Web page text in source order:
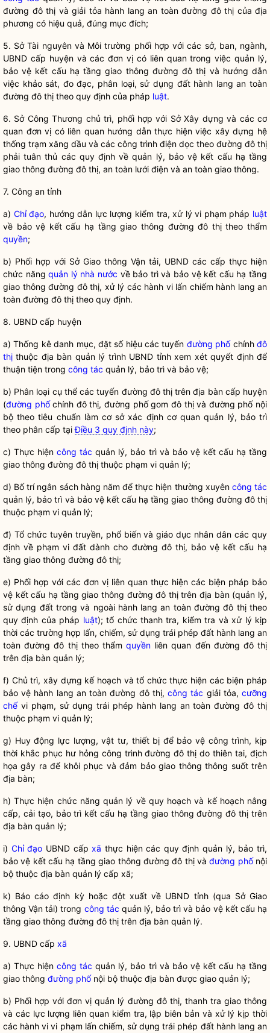
đường đô thị và giải tỏa hành lang an toàn đường đô thị của địa
phương có hiệu quả, đúng mục đích;
5. Sở Tài nguyên và Môi trường phối hợp với các sở, ban, ngành,
UBND cấp huyện và các đơn vị có liên quan trong việc quản lý,
bảo vệ kết cấu hạ tầng giao thông đường đô thị và hướng dẫn
việc khảo sát, đo đạc, phân loại, sử dụng đất hành lang an toàn
đường đô thị theo quy định của pháp luật.
6. Sở Công Thương chủ trì, phối hợp với Sở Xây dựng và các cơ
quan đơn vị có liên quan hướng dẫn thực hiện việc xây dựng hệ
thống trạm xăng dầu và các công trình điện dọc theo đường đô thị
phải tuân thủ các quy định về quản lý, bảo vệ kết cấu hạ tầng
giao thông đường đô thị, an toàn lưới điện và an toàn giao thông.
7. Công an tỉnh
a) Chỉ đạo, hướng dẫn lực lượng kiểm tra, xử lý vi phạm pháp luật
về bảo vệ kết cấu hạ tầng giao thông đường đô thịtheo thẩm
quyền;
b) Phối hợp với Sở Giao thông Vận tải, UBND các cấp thực hiện
chức năngquản lý nhà nước về bảo trì và bảo vệ kết cấu hạ tầng
giao thông đường đô thị, xử lý các hành vi lấn chiếm hành lang an
toàn đường đô thị theo quy định.
8. UBND cấp huyện
a) Thống kê danh mục, đặt số hiệu các tuyến đường phốchínhđô
thị thuộc địa bàn quản lý trình UBND tỉnh xem xét quyết định để
thuận tiện trong công tác quản lý, bảo trì và bảo vệ;
b) Phân loại cụ thể các tuyến đường đô thịtrênđịa bàncấp huyện
(đường phốchính đô thị,đường phốgom đô thị và đường phốnội
bộ theo tiêu chuẩn làm cơ sở xác định cơ quan quản lý, bảo trì
theo phân cấp tạiĐiều 3 quy định này;
c) Thực hiệncông tác quản lý, bảo trì và bảo vệ kết cấu hạ tầng
giao thông đường đô thị thuộc phạm vi quản lý;
d) Bố trí ngân sách hàng năm để thực hiện thường xuyên công tác
quản lý, bảo trì và bảo vệ kết cấu hạ tầng giao thông đường đô thị
thuộc phạm vi quản lý;
đ) Tổ chức tuyên truyền, phổ biến và giáo dục nhân dân các quy
định về phạm vi đất dành cho đường đô thị, bảo vệ kết cấu hạ
tầng giao thông đường đô thị;
e) Phối hợp với các đơn vị liên quan thực hiện các biện pháp bảo
vệ kết cấu hạ tầng giao thông đường đô thịtrênđịa bàn(quản lý,
sử dụng đất trong và ngoài hành lang an toànđường đô thịtheo
quy định của pháp luật); tổ chức thanh tra, kiểm tra và xử lý kịp
thời các trường hợp lấn, chiếm, sử dụng trái phép đất hành lang an
toànđường đô thịtheo thẩmquyền liên quan đến đường đô thị
trên địa bàn quản lý;
f) Chủ trì, xây dựng kế hoạch và tổ chức thực hiện các biện pháp
bảo vệ hành lang an toànđường đô thị,công tác giải tỏa,cưỡng
chếvi phạm, sử dụng trái phép hành lang an toànđường đô thị
thuộc phạm vi quản lý;
g) Huy động lực lượng, vật tư, thiết bị để bảo vệ công trình, kịp
thời khắc phục hư hỏng công trìnhđường đô thị do thiên tai, địch
họa gây ra để khôi phục và đảm bảo giao thông thông suốt trên
địa bàn;
h) Thực hiện chức năng quản lý về quy hoạch và kế hoạch nâng
cấp, cải tạo, bảo trì kết cấu hạ tầng giao thôngđường đô thị trên
địa bàn quản lý;
i) Chỉ đạo UBND cấpxã thực hiện các quy định quản lý, bảo trì,
bảo vệ kết cấu hạ tầng giao thông đường đô thịvàđường phốnội
bộ thuộc địa bàn quản lý cấp xã;
k) Báo cáo định kỳ hoặc đột xuất về UBND tỉnh (qua Sở Giao
thông Vận tải) trong công tác quản lý, bảo trì và bảo vệ kết cấu hạ
tầng giao thông đường đô thị trên địa bàn quản lý.
9. UBND cấp xã
a) Thực hiệncông tác quản lý, bảo trì và bảo vệ kết cấu hạ tầng
giao thông đường phốnội bộ thuộc địa bàn được giao quản lý;
b) Phối hợp với đơn vị quản lý đường đô thị, thanh tra giao thông
và các lực lượng liên quan kiểm tra, lập biên bản và xử lý kịp thời
các hành vi vi phạm lấn chiếm, sử dụng trái phép đất hành lang an